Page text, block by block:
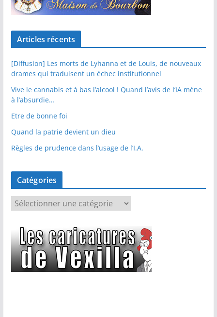
Articles récents
[Diffusion] Les morts de Lyhanna et de Louis, de nouveaux
drames qui traduisent un échec institutionnel
Vive le cannabis et à bas l’alcool ! Quand l’avis de l’IA mène
à l’absurdie…
Etre de bonne foi
Quand la patrie devient un dieu
Règles de prudence dans l’usage de l’I.A.
Catégories
a
é
g
o
r